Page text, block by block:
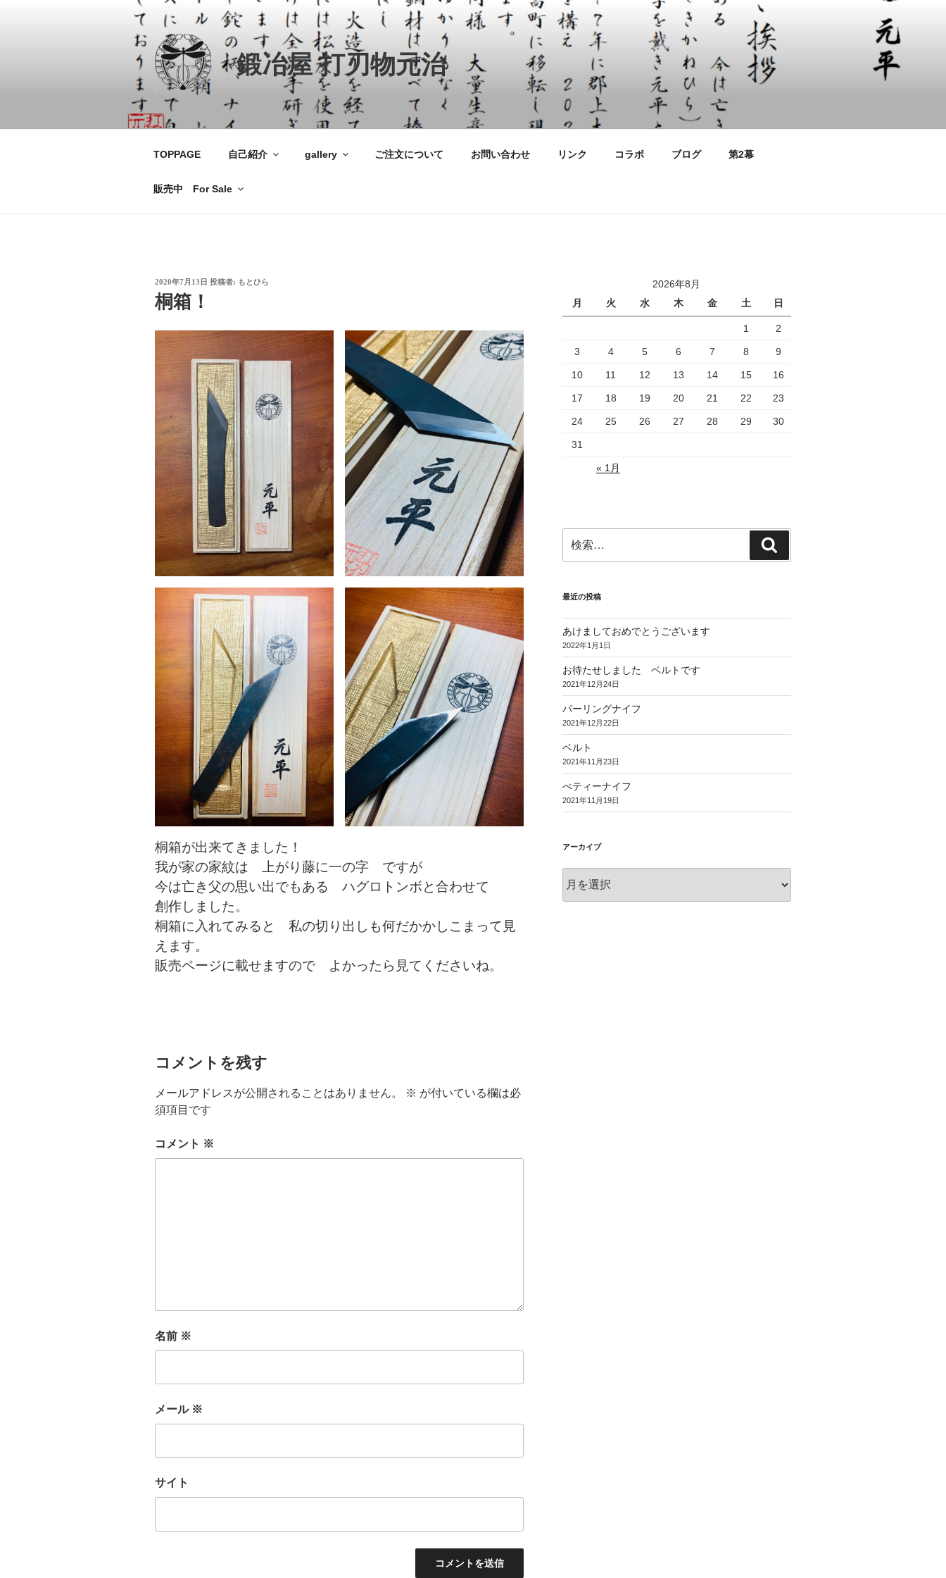
鍛冶屋 打刃物元治
TOPPAGE 自己紹介 gallery ご注文について お問い合わせ リンク コラボ ブログ 第2幕
販売中 For Sale
投
稿
日:
2020年7月13日 投稿者: もとひら
桐箱！
桐箱が出来てきました！
我が家の家紋は 上がり藤に一の字 ですが
今は亡き父の思い出でもある ハグロトンボと合わせて
創作しました。
桐箱に入れてみると 私の切り出しも何だかかしこまって見
えます。
販売ページに載せますので よかったら見てくださいね。
コメントを残す
メールアドレスが公開されることはありません。 ※ が付いている欄は必
須項目です
コメント ※
名前 ※
メール ※
サイト
2026年8月
月
火 水 木 金 土 日
1 2
3 4 5 6 7 8 9
10 11 12 13 14 15 16
17 18 19 20 21 22 23
24 25 26 27 28 29 30
31
« 1月
索:
索
最近の投稿
あけましておめでとうございます
2022年1月1日
お待たせしました ベルトです
2021年12月24日
パーリングナイフ
2021年12月22日
ベルト
2021年11月23日
ぺティーナイフ
2021年11月19日
アーカイブ
ー